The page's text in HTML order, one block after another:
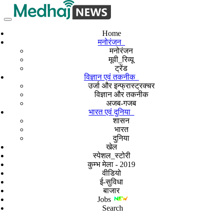
Home
मनोरंजन
मनोरंजन
मूवी_रिव्यू
ट्रेंड
विज्ञान एवं तकनीक
उर्जा और इन्फ्रास्ट्रक्चर
विज्ञान और तकनीक
अजब-गजब
भारत एवं दुनिया
शासन
भारत
दुनिया
खेल
स्पेशल_स्टोरी
कुम्भ मेला - 2019
वीडियो
ई-सुविधा
बाजार
Jobs
Search